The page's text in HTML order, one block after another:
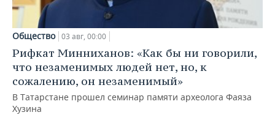
Общество 03 авг, 00:00
Рифкат Минниханов: «Как бы ни говорили,
что незаменимых людей нет, но, к
сожалению, он незаменимый»
В Татарстане прошел семинар памяти археолога Фаяза
Хузина